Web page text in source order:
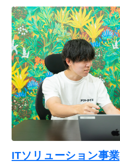
ITソリューション事業